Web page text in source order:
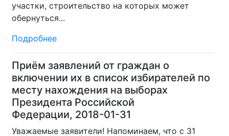
участки, строительство на которых может
обернуться...
Подробнее
Приём заявлений от граждан о
включении их в список избирателей по
месту нахождения на выборах
Президента Российской
Федерации, 2018-01-31
Уважаемые заявители! Напоминаем, что с 31